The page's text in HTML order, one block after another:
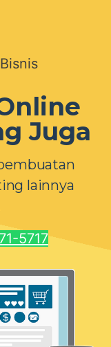
Juga
lainnya
5717